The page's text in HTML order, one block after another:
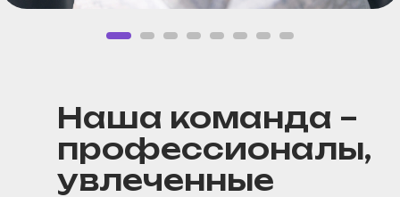
Наша команда –
профессионалы,
увлеченные